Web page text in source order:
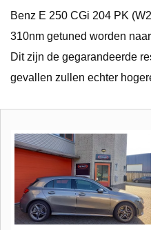
Benz E 250 CGi 204 PK
310nm getuned worden
Dit zijn de gegarandeerde
gevallen zullen echter